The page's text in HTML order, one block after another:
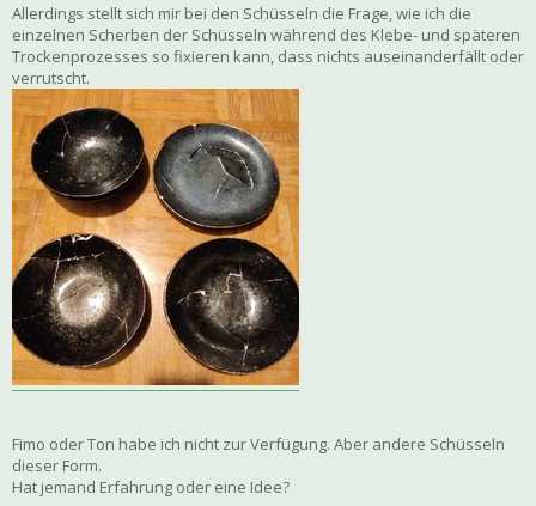
Allerdings stellt sich mir bei den Schüsseln die Frage, wie ich die
einzelnen Scherben der Schüsseln während des Klebe- und späteren
Trockenprozesses so fixieren kann, dass nichts auseinanderfällt oder
verrutscht.
Fimo oder Ton habe ich nicht zur Verfügung. Aber andere Schüsseln
dieser Form.
Hat jemand Erfahrung oder eine Idee?